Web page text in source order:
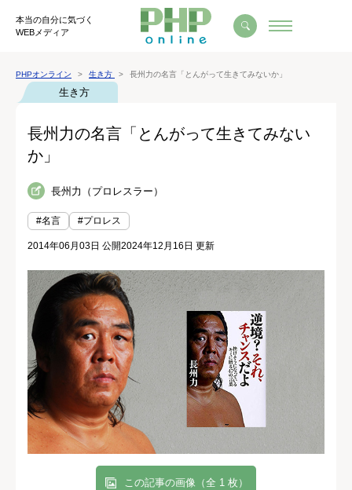
本当の自分に気づく
WEBメディア
PHPオンライン 生き方 長州力の名言「とんがって生きてみないか」
生き方
長州力の名言「とんがって生きてみない
か」
長州力（プロレスラー）
#名言 #プロレス
2014年06月03日 公開2024年12月16日 更新
この記事の画像（全 1 枚）